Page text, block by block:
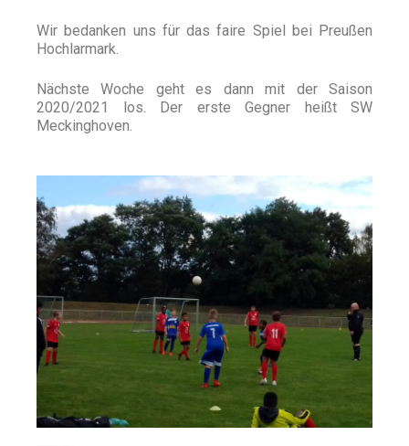
Wir bedanken uns für das faire Spiel bei Preußen
Hochlarmark.
Nächste Woche geht es dann mit der Saison
2020/2021 los. Der erste Gegner heißt SW
Meckinghoven.